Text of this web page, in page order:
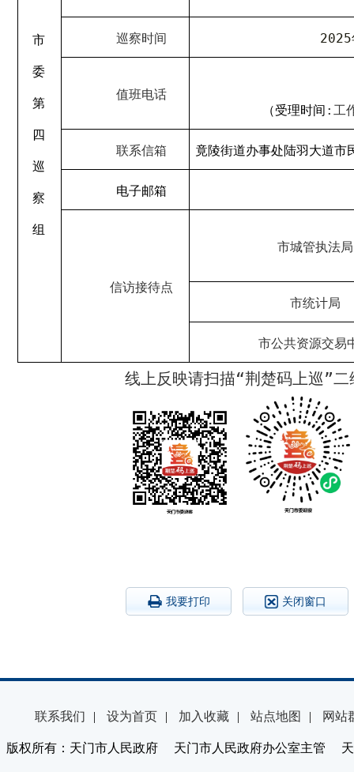
市
委
第
四
巡
察
组
巡察时间 2025
值班电话
（受理时间 : 工
联系信箱 竟陵街道办事处陆羽大道市
电子邮箱
信访接待点
市城管执法局
市统计局
市公共资源交易
线上反映请扫描“荆楚码上巡”二
我要打印 关闭窗口
联系我们 | 设为首页 | 加入收藏 | 站点地图 | 网站
版权所有：天门市人民政府 天门市人民政府办公室主管 天